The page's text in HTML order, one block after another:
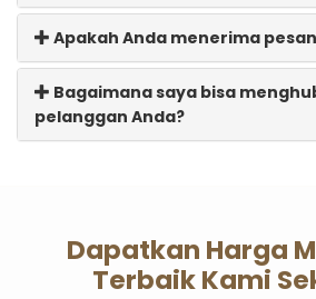
Apakah Anda menerima
Bagaimana saya bisa
pelanggan Anda?
Dapatkan Harga
Terbaik Kami